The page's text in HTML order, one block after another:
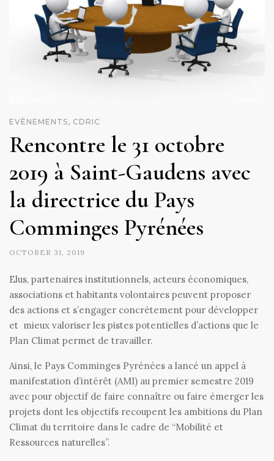
EVÈNEMENTS, CDRIC
Rencontre le 31 octobre
2019 à Saint-Gaudens avec
la directrice du Pays
Comminges Pyrénées
OCTOBER 31, 2019
Elus, partenaires institutionnels, acteurs économiques,
associations et habitants volontaires peuvent proposer
des actions et s’engager concrètement pour développer
et mieux valoriser les pistes potentielles d’actions que le
Plan Climat permet de travailler.
Ainsi, le Pays Comminges Pyrénées a lancé un appel à
manifestation d’intérêt (AMI) au premier semestre 2019
avec pour objectif de faire connaître ou faire émerger les
projets dont les objectifs recoupent les ambitions du Plan
Climat du territoire dans le cadre de “Mobilité et
Ressources naturelles”.